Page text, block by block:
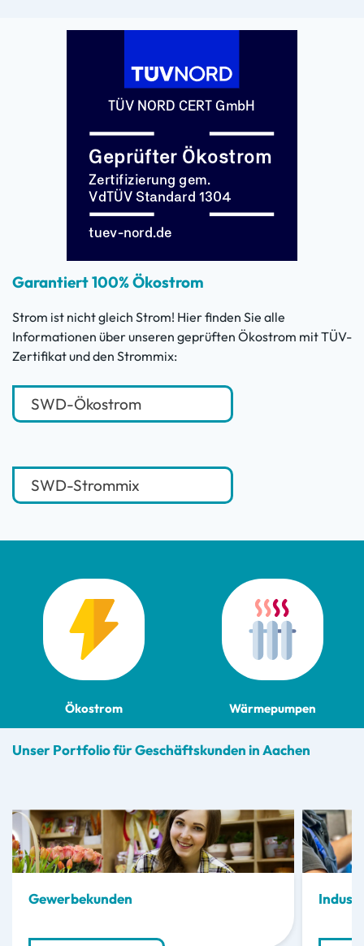
Garantiert 100% Ökostrom
Strom ist nicht gleich Strom! Hier finden Sie alle
Informationen über unseren geprüften Ökostrom mit TÜV-
Zertifikat und den Strommix:
SWD-Ökostrom
SWD-Strommix
Ökostrom Wärmepumpen
Unser Portfolio für Geschäftskunden in Aachen
Gewerbekunden